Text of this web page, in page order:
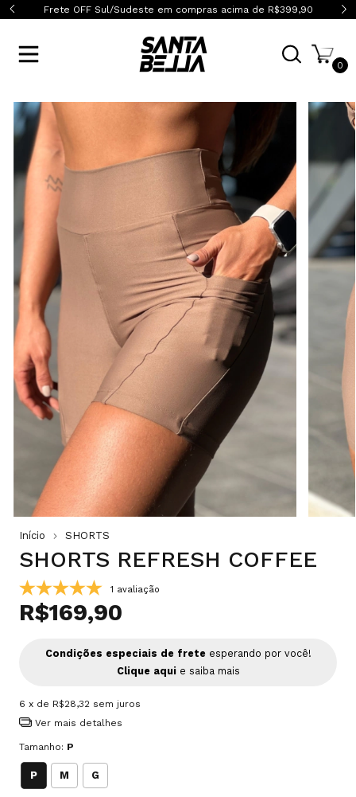
Frete OFF Brasil inteiro! A partir de R$599,90
0
Início SHORTS
SHORTS REFRESH COFFEE
1 avaliação
R$169,90
Condições especiais de freteesperando por você!
Clique aquie saiba mais
6 x de R$28,32 sem juros
Ver mais detalhes
Tamanho: P
P M G